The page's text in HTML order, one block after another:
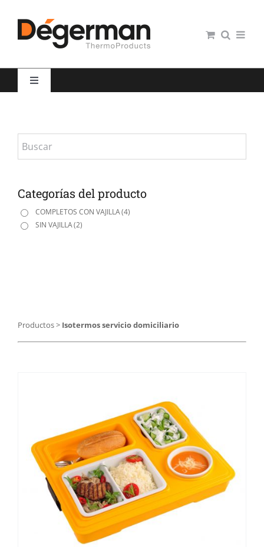
contenido
Toggle
Hospitales
Panaderías y Pastelerías
Servicio domiciliario
91 629 17 10
Productos> Isotermos servicio domiciliario
Categorías del producto
COMPLETOS CON VAJILLA(4)
SIN VAJILLA(2)